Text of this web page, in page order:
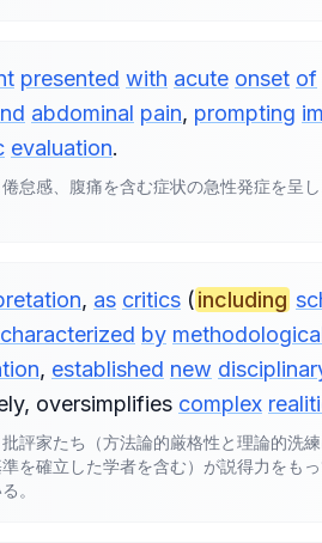
presented with acute onset of
abdominal pain, prompting
evaluation.
怠感、腹痛を含む症状の急性発症を呈
, as critics (including
characterized by
, established new
, oversimplifies complex
評家たち（方法論的厳格性と理論的洗
を確立した学者を含む）が説得力をも
。